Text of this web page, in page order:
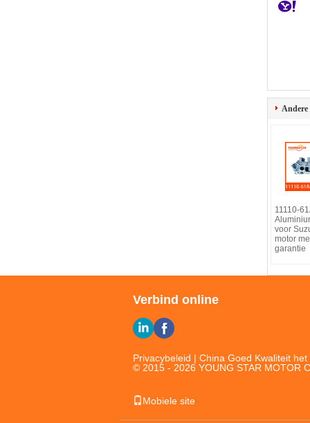
Andere
11110-
voor
motor
garantie
Verbind online
Privacybeleid | China Goed Kwaliteit
© 2015 - 2026 YOUNG STAR MOTOR
Mobiele site